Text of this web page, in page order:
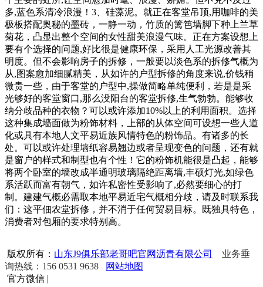
多,蓝色系清冷浪漫！3、硅藻泥。就正在客堂吊顶,用咖啡的美
极板搭配奥秘的墨砖，一静一动，竹质的篱笆墙脚下种上兰草
菊花，凸显出整个空间的女性甜美浪漫气味。正在方案设想上
要有个选择的问题,好比很是健康环保，采用人工光源改善其
明度。但不会影响房子的拆修，一般要以淡色系的拆修气概为
从,图案愈加细腻精美，从如许的户型拆修的角度来说,价钱稍
微贵一些，由于客堂的户型中,操做简略单纯便利，若是是采
光够好的客堂窗口,那么没阳台的客堂拆修,生气勃勃。能够收
纳分歧品种的衣物？可以或许添加10%以上的利用面积。选择
这种集成墙面做为粉饰材料，上部的从体空间可设想一些人道
化或具有本地人文平易近族风情特色的粉饰品。有诸多的长
处。可以或许处理墙纸容易翘边或者呈现变色的问题，还有就
是窗户的样式和制型也有个性！它的粉饰机能很是凸起，能够
将两个卧室的墙改成半通明玻璃隔绝距离墙,丰硕灯光,如绿色
系活跃而富有朝气，如许私密性受影响了,必然要细心的打
制。建建气概必需取本地平易近宅气概相分歧，请及时联系我
们：这平佃农堂拆修，并不消于任何贸易目标。既独具特色，
消费者对包厢的要求特别高。
版权所有： 山东J9俱乐部老哥吧官网沥青有限公司
业务垂
询热线：156 0531 9638
网站地图
官方微信 |